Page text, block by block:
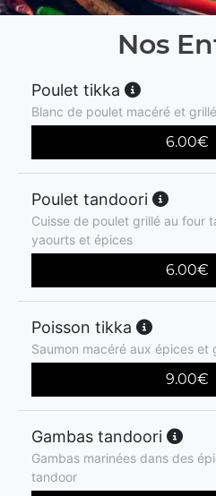
Nos
Poulet tikka
Blanc de poulet macéré et
6.00€
Poulet tandoori
Cuisse de poulet grillé au four
yaourts et épices
6.00€
Poisson tikka
Saumon macéré aux épices et
9.00€
Gambas tandoori
Gambas marinées dans des
tandoor